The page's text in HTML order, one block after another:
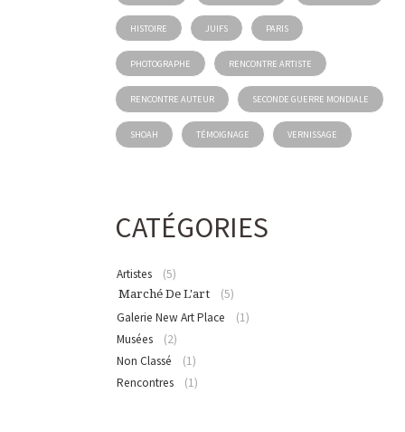
HISTOIRE JUIFS PARIS
PHOTOGRAPHE RENCONTRE ARTISTE
RENCONTRE AUTEUR SECONDE GUERRE MONDIALE
SHOAH TÉMOIGNAGE VERNISSAGE
CATÉGORIES
Artistes (5)
Marché De L'art
(5)
Galerie New Art Place
(1)
Musées
(2)
Non Classé
(1)
Rencontres
(1)